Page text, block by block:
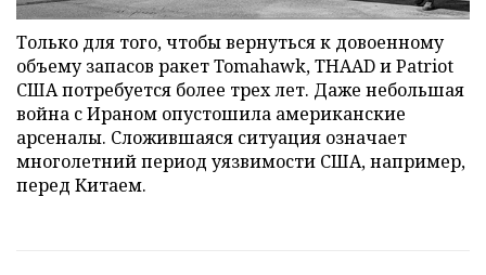
Только для того, чтобы вернуться к довоенному
объему запасов ракет Tomahawk, THAAD и Patriot
США потребуется более трех лет. Даже небольшая
война с Ираном опустошила американские
арсеналы. Сложившаяся ситуация означает
многолетний период уязвимости США, например,
перед Китаем.